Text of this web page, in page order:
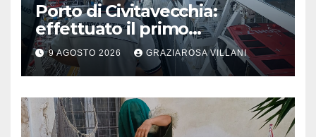
Porto di Civitavecchia:
effettuato il primo
rifornimento di GNL ad una
nave da crociera
9 AGOSTO 2026 GRAZIAROSA VILLANI